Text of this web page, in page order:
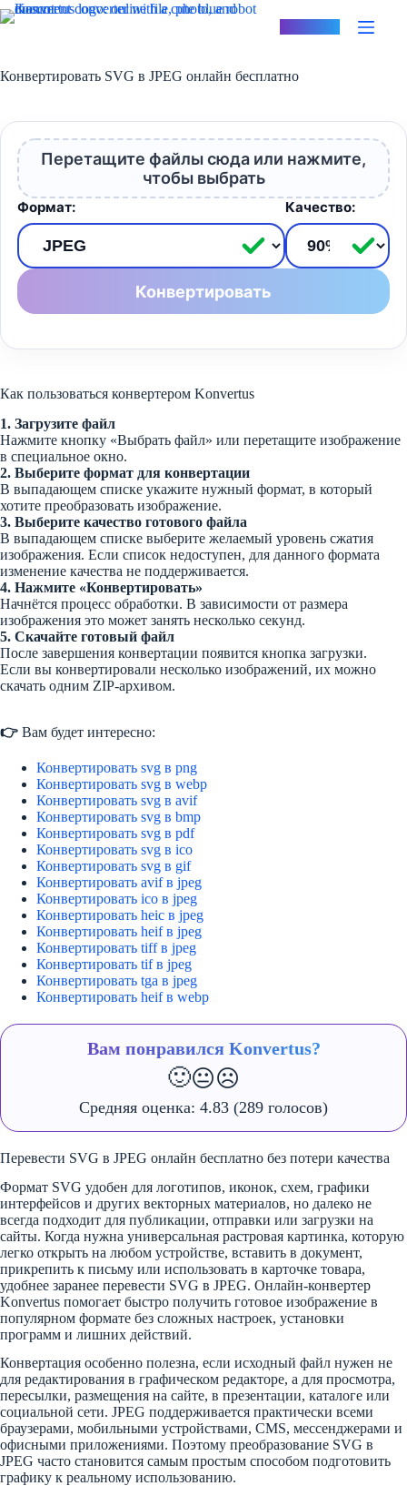
Перейти
к
Конвертировать SVG в JPEG онлайн бесплатно
Перетащите файлы сюда или нажмите,
чтобы выбрать
Формат: Качество:
Конвертировать
Как пользоваться конвертером Konvertus
1. Загрузите файл
Нажмите кнопку «Выбрать файл» или перетащите изображение
в специальное окно.
2. Выберите формат для конвертации
В выпадающем списке укажите нужный формат, в который
хотите преобразовать изображение.
3. Выберите качество готового файла
В выпадающем списке выберите желаемый уровень сжатия
изображения. Если список недоступен, для данного формата
изменение качества не поддерживается.
4. Нажмите «Конвертировать»
Начнётся процесс обработки. В зависимости от размера
изображения это может занять несколько секунд.
5. Скачайте готовый файл
После завершения конвертации появится кнопка загрузки.
Если вы конвертировали несколько изображений, их можно
скачать одним ZIP-архивом.
👉 Вам будет интересно:
Конвертировать svg в png
Конвертировать svg в webp
Конвертировать svg в avif
Конвертировать svg в bmp
Конвертировать svg в pdf
Конвертировать svg в ico
Конвертировать svg в gif
Конвертировать avif в jpeg
Конвертировать ico в jpeg
Конвертировать heic в jpeg
Конвертировать heif в jpeg
Конвертировать tiff в jpeg
Конвертировать tif в jpeg
Конвертировать tga в jpeg
Конвертировать heif в webp
Вам понравился Konvertus?
🙂😐☹️
Средняя оценка: 4.83 (289 голосов)
Перевести SVG в JPEG онлайн бесплатно без потери качества
Формат SVG удобен для логотипов, иконок, схем, графики
интерфейсов и других векторных материалов, но далеко не
всегда подходит для публикации, отправки или загрузки на
сайты. Когда нужна универсальная растровая картинка, которую
легко открыть на любом устройстве, вставить в документ,
прикрепить к письму или использовать в карточке товара,
удобнее заранее перевести SVG в JPEG. Онлайн-конвертер
Konvertus помогает быстро получить готовое изображение в
популярном формате без сложных настроек, установки
программ и лишних действий.
Конвертация особенно полезна, если исходный файл нужен не
для редактирования в графическом редакторе, а для просмотра,
пересылки, размещения на сайте, в презентации, каталоге или
социальной сети. JPEG поддерживается практически всеми
браузерами, мобильными устройствами, CMS, мессенджерами и
офисными приложениями. Поэтому преобразование SVG в
JPEG часто становится самым простым способом подготовить
графику к реальному использованию.